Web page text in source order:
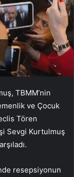
TBMM’nin
ve Çocuk
Tören
Sevgi Kurtulmuş
resepsiyonun